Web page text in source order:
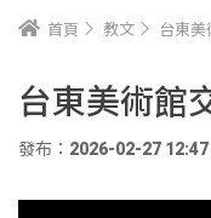
首頁 教文 台東
台東美術館
發布：2026-02-27 12:47